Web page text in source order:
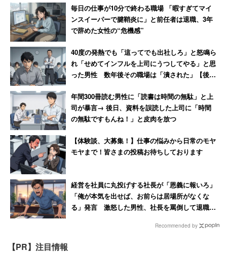
毎日の仕事が10分で終わる職場 「暇すぎてマイ
ンスイーパーで腱鞘炎に」と前任者は退職、3年
で辞めた女性の“危機感”
40度の発熱でも「這ってでも出社しろ」と怒鳴ら
れ「せめてインフルを上司にうつしてやる」と思
った男性 数年後その職場は「潰された」【後
年間300冊読む男性に「読書は時間の無駄」と上
司が暴言→ 後日、資料を誤読した上司に「時間
の無駄ですもんね！」と皮肉を放つ
【体験談、大募集！】仕事の悩みから日常のモヤ
モヤまで！皆さまの投稿お待ちしております
経営を社員に丸投げする社長が「恩義に報いろ」
「俺が本気を出せば、お前らは居場所がなくな
る」発言 激怒した男性、社長を罵倒して退職
Recommended by
【PR】注目情報